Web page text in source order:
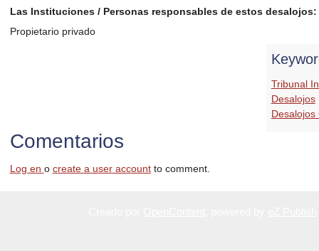
Las Instituciones / Personas responsables de estos desalojos:
Propietario privado
Tribunal
Desalojos
Desalojos
Comentarios
Log en o create a user accountto comment.